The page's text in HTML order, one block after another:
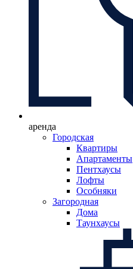
аренда
Городская
Квартиры
Апартаменты
Пентхаусы
Лофты
Особняки
Загородная
Дома
Таунхаусы